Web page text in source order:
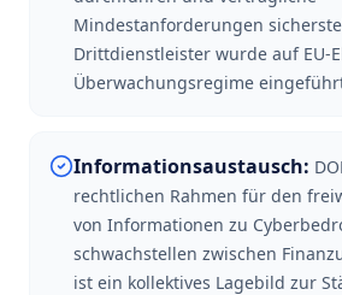
Mindestanforderungen
Drittdienstleister wurde auf EU-
Überwachungsregime
Informationsaustausch:
rechtlichen Rahmen für den
von Informationen zu
schwachstellen zwischen
ist ein kollektives Lagebild zur